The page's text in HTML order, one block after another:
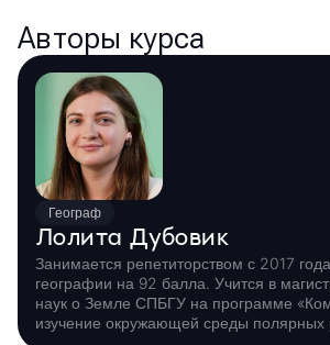
Авторы курса
Географ
Лолита Дубовик
Занимается репетиторством с 2017
географии на 92 балла. Учится в
наук о Земле СПБГУ на программе
изучение окружающей среды полярных